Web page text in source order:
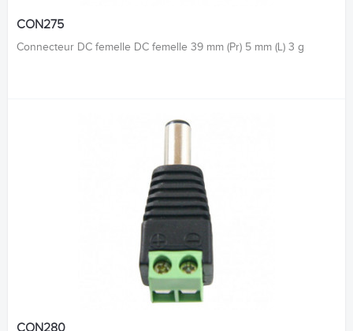
CON275
Connecteur DC femelle DC femelle 39 mm (Pr) 5 mm (L) 3 g